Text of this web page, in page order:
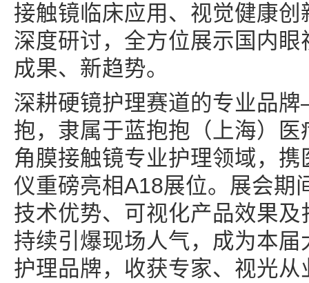
接触镜临床应用、视觉健康
深度研讨，全方位展示国内
成果、新趋势。
深耕硬镜护理赛道的专业品
抱，隶属于蓝抱抱（上海）
角膜接触镜专业护理领域，
仪重磅亮相A18展位。展会期
技术优势、可视化产品效果
持续引爆现场人气，成为本
护理品牌，收获专家、视光